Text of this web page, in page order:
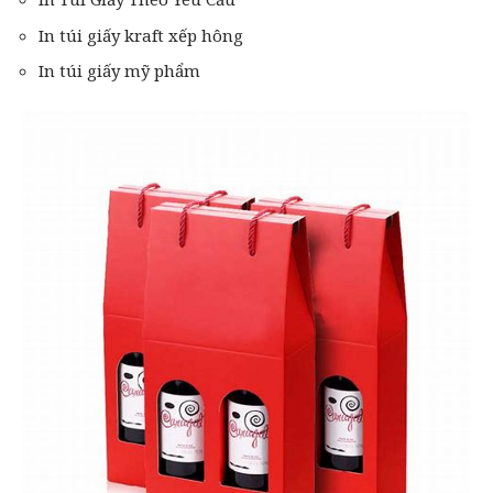
In túi giấy kraft xếp hông
In túi giấy mỹ phẩm